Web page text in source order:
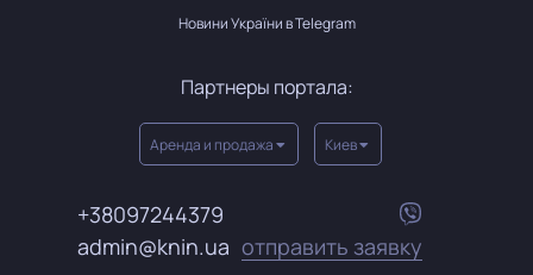
Новини України в Telegram
Партнеры портала:
Аренда и продажа Киев
+38097244379
admin@knin.ua отправить заявку